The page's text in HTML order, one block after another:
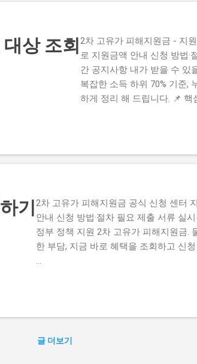
상 조회 2차 고유가 피해지원금 - 지
로 지원금액 안내 신청 방법·
간 공지사항 내가 받을 수 있
복잡한 소득 하위 70% 기준,
하게 정리 해 드립니다. 📌 핵
지원금 미신청자도 이번 2차
기
2차 고유가 피해지원금 공식 신청 센터
안내 신청 방법·절차 필요 제출 서류 실
정부 정책 지원 2차 고유가 피해지원금.
한 부담, 지금 바로 혜택을 조회하고 신
...
글 더보기